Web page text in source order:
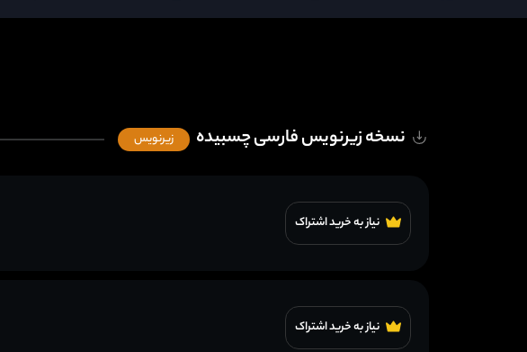
نسخه زیرنویس فارسی چسبیده زیرنویس
نیاز به خرید اشتراک
نیاز به خرید اشتراک